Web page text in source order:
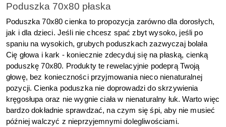
Poduszka 70x80 płaska
Poduszka 70x80 cienka to propozycja zarówno dla dorosłych,
jak i dla dzieci. Jeśli nie chcesz spać zbyt wysoko, jeśli po
spaniu na wysokich, grubych poduszkach zazwyczaj bolała
Cię głowa i kark - koniecznie zdecyduj się na płaską, cienką
poduszkę 70x80. Produkty te rewelacyjnie podeprą Twoją
głowę, bez konieczności przyjmowania nieco nienaturalnej
pozycji. Cienka poduszka nie doprowadzi do skrzywienia
kręgosłupa oraz nie wygnie ciała w nienaturalny łuk. Warto więc
bardzo dokładnie sprawdzać, na czym się śpi, aby nie musieć
później walczyć z nieprzyjemnymi dolegliwościami.